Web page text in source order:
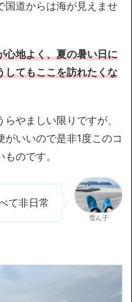
国道からは海が見えませ
心地よく、夏の暑い日に
してもここを訪れたくな
やましい限りですが、
いいので是非1度このコ
のです。
て非日常
雪ん子